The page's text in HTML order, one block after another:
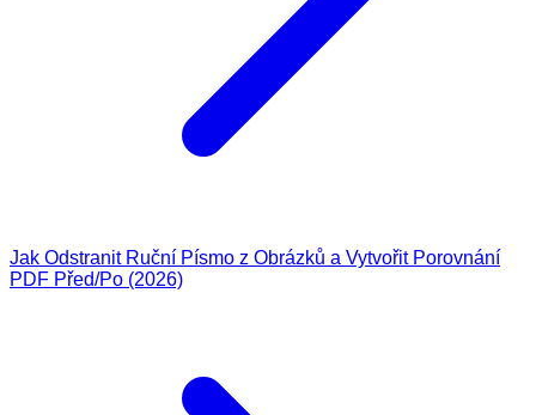
Jak Odstranit Ruční Písmo z Obrázků a Vytvořit Porovnání
PDF Před/Po (2026)